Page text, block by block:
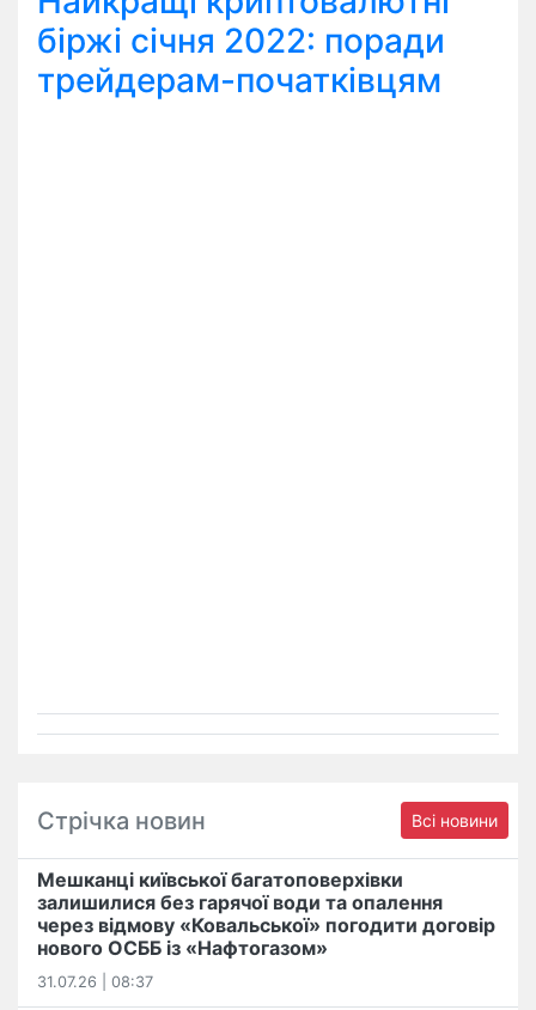
біржі січня 2022: поради
трейдерам-початківцям
Стрічка новин Всі новини
Мешканці київської багатоповерхівки
залишилися без гарячої води та опалення
через відмову «Ковальської» погодити договір
нового ОСББ із «Нафтогазом»
31.07.26 | 08:37